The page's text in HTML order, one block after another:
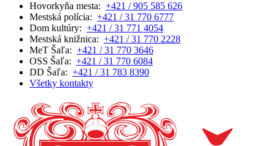
Hovorkyňa mesta: +421 / 905 585 626
Mestská polícia: +421 / 31 770 6777
Dom kultúry: +421 / 31 771 4054
Mestská knižnica: +421 / 31 770 2228
MeT Šaľa: +421 / 31 770 3646
OSS Šaľa: +421 / 31 770 6084
DD Šaľa: +421 / 31 783 8390
Všetky kontakty